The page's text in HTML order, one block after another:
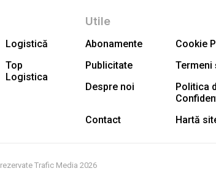
Logistică
Top
Logistica
Utile
Abonamente
Cookie
Publicitate
Termeni
Despre noi
Politica
Contact
Hartă
Trafic Media 2026